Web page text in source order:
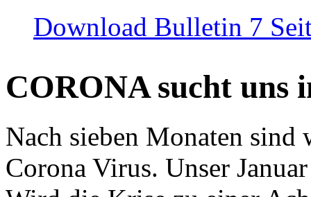
Download Bulletin 7
CORONA sucht uns
Nach sieben Monaten
Corona Virus. Unser